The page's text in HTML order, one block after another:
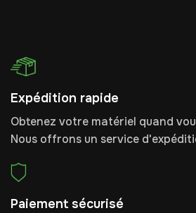
Expédition rapide
Obtenez votre matériel quand
Nous offrons un service
Paiement sécurisé